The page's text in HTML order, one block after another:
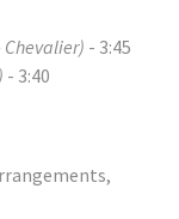
Chevalier) - 3:45
- 3:40